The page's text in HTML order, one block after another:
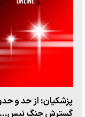
پزشکیان: از حد و
گسترش جنگ نیس…